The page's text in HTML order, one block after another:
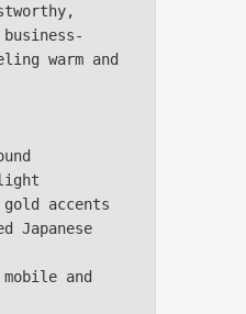
warm and
accents
Japanese
and